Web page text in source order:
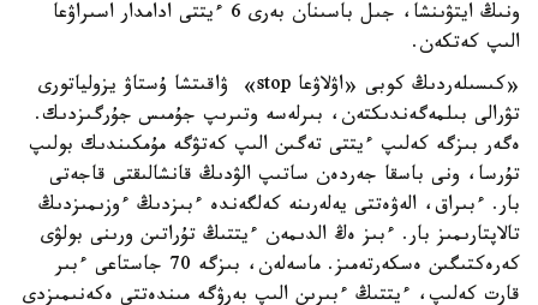
ونىڭ ايتۋىنشا، جىل باسىنان بەرى 6 ءيتتى ادامدار اسىراۋعا
الىپ كەتكەن.
«كىسىلەردىڭ كوبى «اۋلاۋعا stop» ۋاقىتشا ۇستاۋ يزولياتورى
تۋرالى بىلمەگەندىكتەن، بىرلەسە وتىرىپ جۇمىس جۇرگىزدىك.
ەگەر بىزگە كەلىپ ءيتتى تەگىن الىپ كەتۋگە مۇمكىندىك بولىپ
تۇرسا، ونى باسقا جەردەن ساتىپ الۋدىڭ قانشالىقتى قاجەتى
بار. ءبىراق، الەۋەتتى يەلەرىنە كەلگەندە ءبىزدىڭ ءوزىمىزدىڭ
تالاپتارىمىز بار. ءبىز ەڭ الدىمەن ءيتتىڭ تۇراتىن ورىنى بولۋى
كەرەكتىگىن ەسكەرتەمىز. ماسەلەن، بىزگە 70 جاستاعى ءبىر
قارت كەلىپ، ءيتتىڭ ءبىرىن الىپ بەرۋگە مىندەتتى ەكەنىمىزدى